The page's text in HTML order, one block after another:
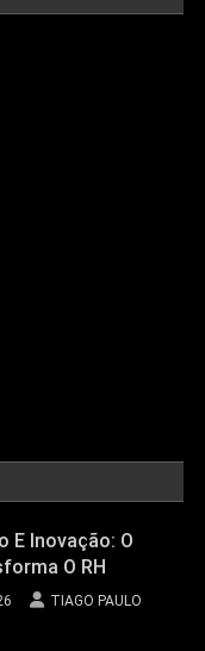
E Inovação: O
O RH
TIAGO PAULO